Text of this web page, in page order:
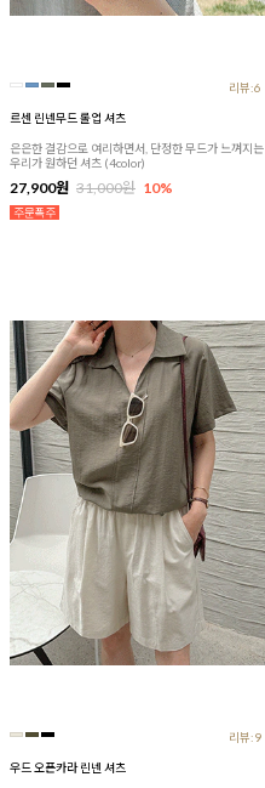
리뷰:6
르센 린넨무드 롤업 셔츠
은은한 결감으로 여리하면서, 단정한 무드가 느껴지는
우리가 원하던 셔츠 (4color)
27,900원 31,000원 10%
리뷰:9
우드 오픈카라 린넨 셔츠